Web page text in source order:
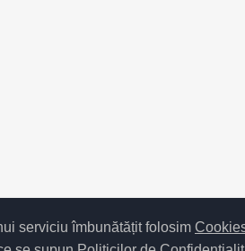
serviciu îmbunătățit folosim